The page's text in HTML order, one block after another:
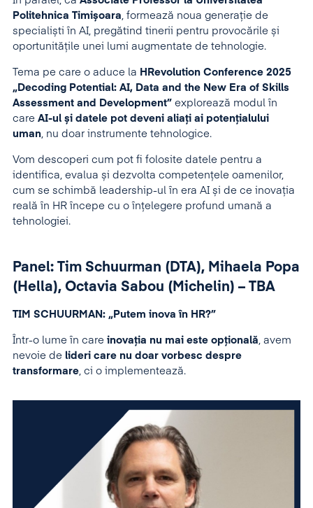
Politehnica Timișoara , formează noua generație de
specialiști în AI, pregătind tinerii pentru provocările și
oportunitățile unei lumi augmentate de tehnologie.
Tema pe care o aduce la HRevolution Conference 2025
„Decoding Potential: AI, Data and the New Era of Skills
Assessment and Development” explorează modul în
care AI-ul și datele pot deveni aliați ai potențialului
uman , nu doar instrumente tehnologice.
Vom descoperi cum pot fi folosite datele pentru a
identifica, evalua și dezvolta competențele oamenilor,
cum se schimbă leadership-ul în era AI și de ce inovația
reală în HR începe cu o înțelegere profund umană a
tehnologiei.
Panel: Tim Schuurman (DTA), Mihaela Popa
(Hella), Octavia Sabou (Michelin) – TBA
TIM SCHUURMAN: „Putem inova în HR?”
Într-o lume în care inovația nu mai este opțională , avem
nevoie de lideri care nu doar vorbesc despre
transformare , ci o implementează.